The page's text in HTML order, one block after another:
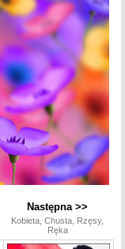
Następna >>
Kobieta, Chusta, Rzęsy,
Ręka